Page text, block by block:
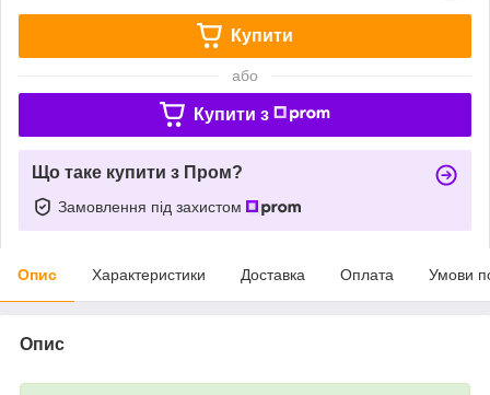
Купити
або
Купити з
Що таке купити з Пром?
Замовлення під захистом
Опис Характеристики Доставка Оплата Умови
Опис